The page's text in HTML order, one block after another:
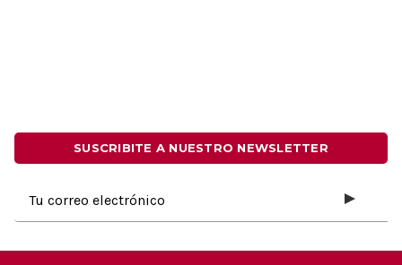
SUSCRIBITE A NUESTRO NEWSLETTER
electrónico